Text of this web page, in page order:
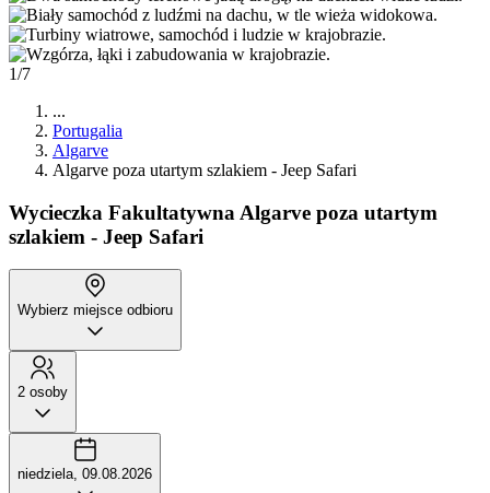
1/7
...
Portugalia
Algarve
Algarve poza utartym szlakiem - Jeep Safari
Wycieczka Fakultatywna Algarve poza utartym
szlakiem - Jeep Safari
Wybierz miejsce odbioru
2 osoby
niedziela, 09.08.2026